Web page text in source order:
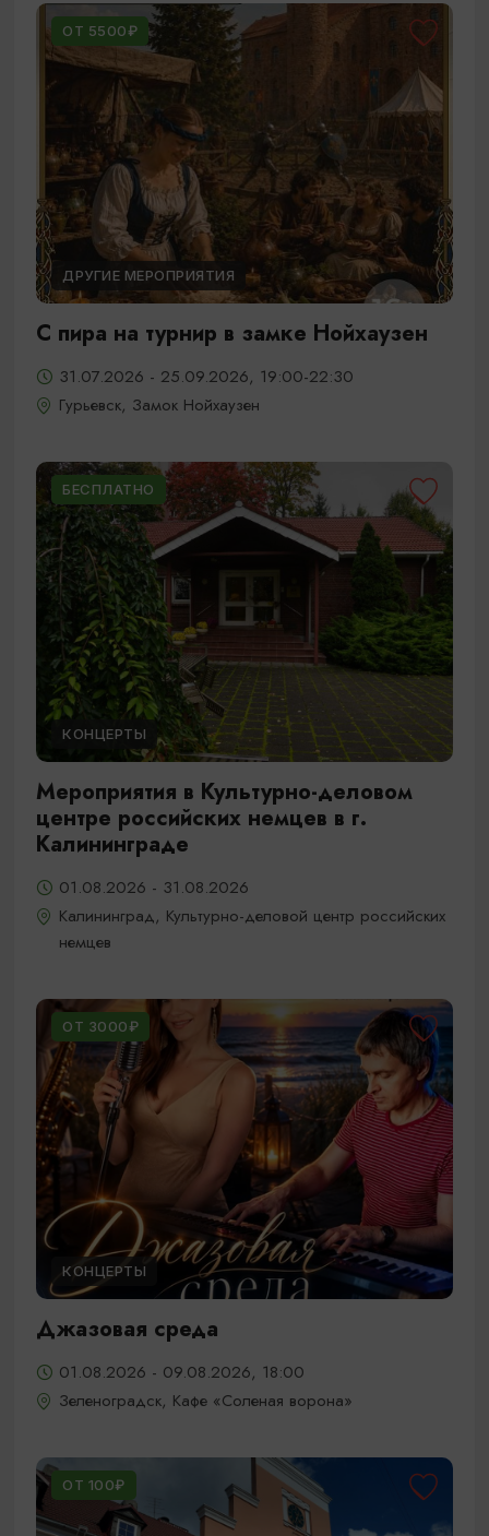
ОТ 5500₽
ДРУГИЕ МЕРОПРИЯТИЯ
С пира на турнир в замке Нойхаузен
31.07.2026 - 25.09.2026, 19:00-22:30
Гурьевск, Замок Нойхаузен
БЕСПЛАТНО
КОНЦЕРТЫ
Мероприятия в Культурно-деловом
центре российских немцев в г.
Калининграде
01.08.2026 - 31.08.2026
Калининград, Культурно-деловой центр российских
немцев
ОТ 3000₽
КОНЦЕРТЫ
Джазовая среда
01.08.2026 - 09.08.2026, 18:00
Зеленоградск, Кафе «Соленая ворона»
ОТ 100₽